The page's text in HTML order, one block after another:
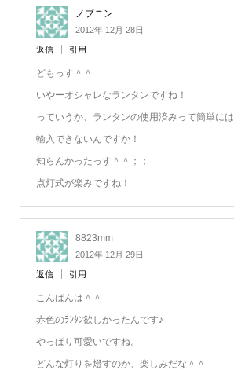
ノブニン
2012年 12月 28日
返信 引用
どもっす＾＾
いやーオシャレなランタンですね！
っていうか、ランタンの使用済みって簡単には
輸入できないんですか！
知らんかったっす＾＾；；
点灯式が楽みですね！
8823mm
2012年 12月 29日
返信 引用
こんばんは＾＾
赤色のﾗﾝﾀﾝ欲しかったんです♪
やっぱり可愛いですね。
どんな灯りを燈すのか、楽しみだな＾＾